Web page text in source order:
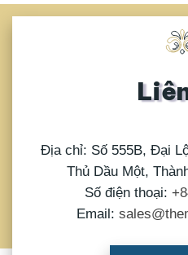
Địa chỉ: Số 555B, Đại
Thủ Dầu Một,
Số điện thoại:
Email: